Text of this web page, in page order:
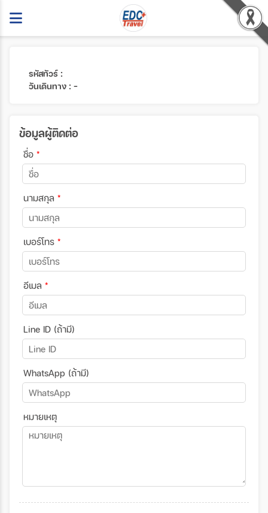
รหัสทัวร์ :
วันเดินทาง : -
ข้อมูลผู้ติดต่อ
ชื่อ *
นามสกุล *
เบอร์โทร *
อีเมล *
Line ID (ถ้ามี)
WhatsApp (ถ้ามี)
หมายเหตุ